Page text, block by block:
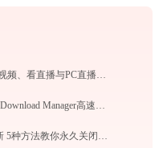
快手电脑版使用教程：大屏刷短视频、看直播与PC直播伴侣一站式指南
IDM下载工具使用教程：Internet Download Manager高速下载与视频抓取完全指南
Win10如何彻底永久关闭自动更新 5种方法教你永久关闭win10自动更新